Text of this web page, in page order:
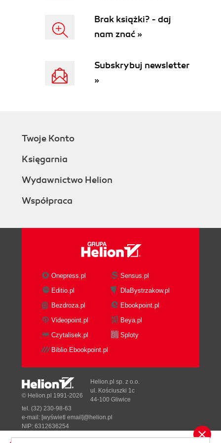
Krok 2: Sprawdzenie Wikidata.org
mówi inaczej, ale o tej samej osobie
Efekty prac
Jak przygotować i wdrożyć dane
2.6. Mów o jednym, żeby móc mówić o
Czym jest topical authority?
algorytm
Jak w praktyce algorytm ocenia
specjalizację?
wysoka
A co, jeśli prowadzisz wiele projektów? O
wszechstronności
Praktyczna decyzja o Twojej specjalizacji
2.7. Twoja reputacja, czyli to, co nie wynika z
Twojej strony
Skąd algorytmy czerpią sygnały reputacji
Nie potrzebujesz linku. Potrzebujesz
kontekstu
Triangulacja autorytetu: instytucje, rynek,
treści
Praktyczna lekcja: nie czekaj, aż ktoś o
Brak książki? - daj
nam znać »
Subskrybuj newsletter
»
Twoje Konto
Księgarnia
Wydawnictwo Helion
Współpraca
Onepress.pl
Sensus.pl
Editio.pl
DlaBystrzakow.pl
Bezdroza.pl
Ebookpoint.pl
Videopoint.pl
Beya.pl
Czytalisek.pl
Sploty
Biblio.Ebookpoint.pl
© Helion.pl 1991-2026
Helion.pl sp. z o.o.
ul. Kościuszki 1c
44-100 Gliwice
tel. (32) 230-98-63
e-mail: [wyświetl email]@helion.pl
NIP: 6312636254